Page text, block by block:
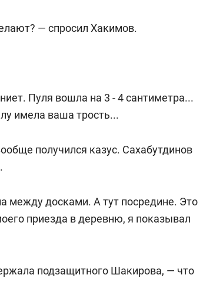
— спросил Хакимов.
Пуля вошла на 3 - 4 сантиметра...
имела ваша трость...
получился казус. Сахабутдинов
между досками. А тут посредине. Это
приезда в деревню, я показывал
подзащитного Шакирова, — что